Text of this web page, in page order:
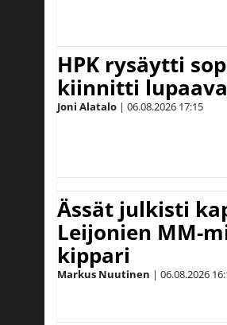
HPK rysäytti
kiinnitti
Joni Alatalo | 06.08.2026 17:15
Ässät julkisti
Leijonien MM-
kippari
Markus Nuutinen | 06.08.2026